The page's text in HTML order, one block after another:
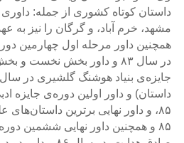
داستان‌ کوتاه کشوری از جمله:
مشهد، خرم آباد، و گرگان را نیز به‌
همچنین داور مرحله اول چهارمین
در سال‌ ۸۳ و داور بخش نخست
داستان) و داور اولین دوره‌ی جایزه
۸۵، و داور نهایی برترین
۸۵ و همچنین داور نهایی‌ ششمین